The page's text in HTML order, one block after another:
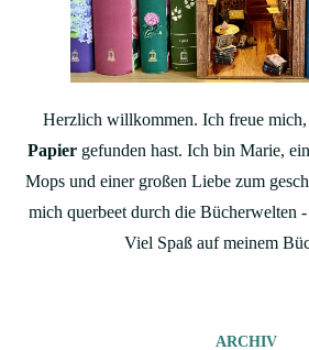
Herzlich willkommen. Ich freue mich,
Papier gefunden hast. Ich bin Marie,
Mops und einer großen Liebe zum
mich querbeet durch die Bücherwelten
Viel Spaß auf meinem
ARCHIV